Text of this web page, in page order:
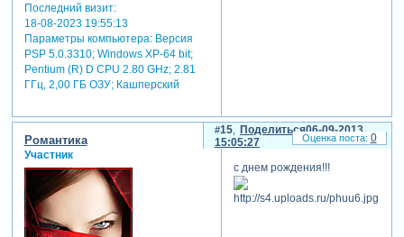
Последний визит:
18-08-2023 19:55:13
Параметры компьютера:Версия
PSP 5.0.3310; Windows XP-64 bit;
Pentium (R) D CPU 2.80 GHz; 2.81
ГГц, 2,00 ГБ ОЗУ; Кашперский
Поделиться
15
06-09-2013
15:05:27
Романтика
Участник
с днем рождения!!!
0